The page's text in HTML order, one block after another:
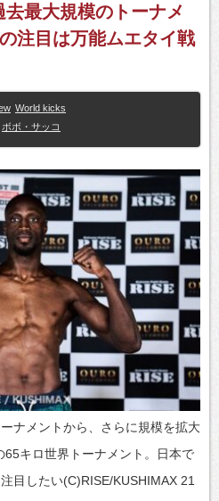
去最大規模のトーナメ
注目は万能ムエタイ戦
World kicks
ボボ・サッコ
ナメントから、さらに規模を拡大
65キロ世界トーナメント。日本で
目したい(C)RISE/KUSHIMAX 21